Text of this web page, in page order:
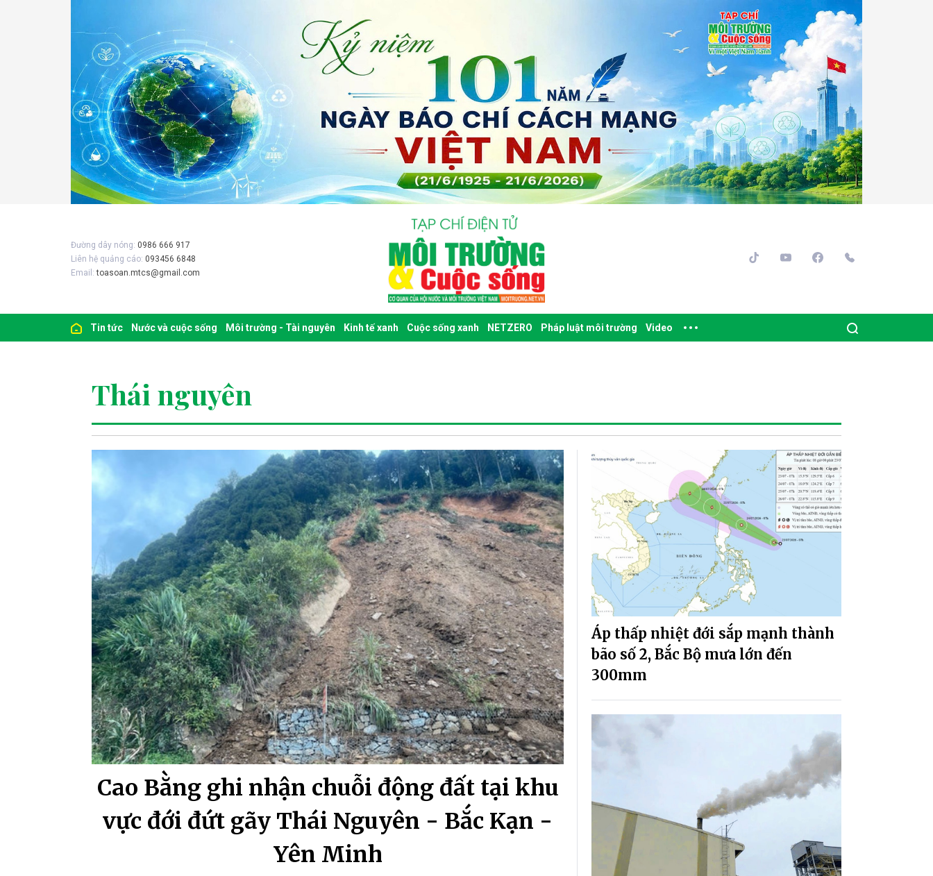
Đường dây nóng: 0986 666 917
Liên hệ quảng cáo: 093456 6848
Email:toasoan.mtcs@gmail.com
Tin tức Nước và cuộc sống Môi trường - Tài nguyên Kinh tế xanh Cuộc sống xanh NETZERO Pháp luật môi trường Video
Thái nguyên
Cao Bằng ghi nhận chuỗi động đất tại khu
vực đới đứt gãy Thái Nguyên - Bắc Kạn -
Yên Minh
Áp thấp nhiệt đới sắp mạnh thành
bão số 2, Bắc Bộ mưa lớn đến
300mm